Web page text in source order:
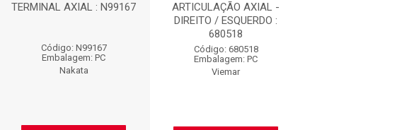
TERMINAL AXIAL : N99167
Código: N99167
Embalagem: PC
Nakata
ARTICULAÇÃO AXIAL -
DIREITO / ESQUERDO :
680518
Código: 680518
Embalagem: PC
Viemar